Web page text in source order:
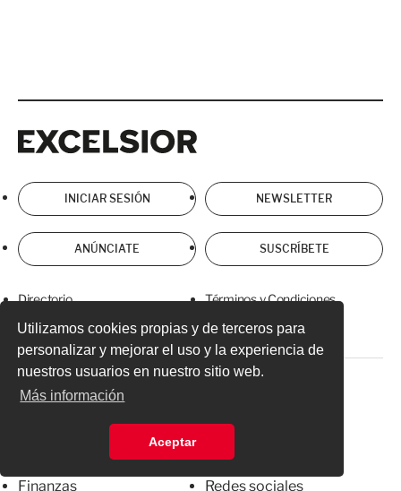
Utilizamos cookies propias y de terceros para
personalizar y mejorar el uso y la experiencia de
nuestros usuarios en nuestro sitio web.
Más información
Aceptar
INICIAR SESIÓN NEWSLETTER
ANÚNCIATE SUSCRÍBETE
Directorio Términos y Condiciones
Aviso de Privacidad
Secciones
Finanzas
Última Hora
Temas de interés
Redes sociales